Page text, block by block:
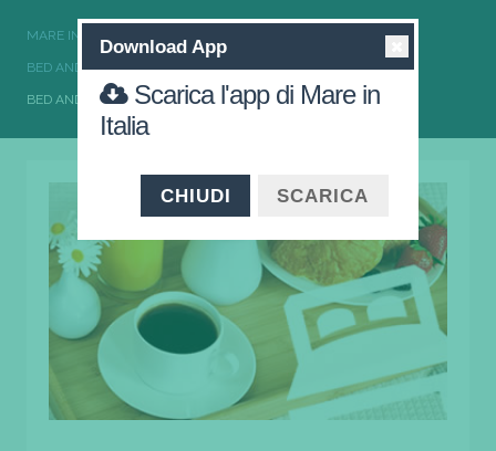
MARE IN ITALIA
BED AND BREAKFAST EMILIA-ROMAGNA
BED AND BREAKFAST RAVENNA
Download App
Scarica l'app di Mare in
Italia
CHIUDI SCARICA